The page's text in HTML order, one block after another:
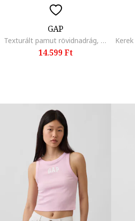
GAP
Texturált pamut rövidnadrág, Fekete,
14.599 Ft